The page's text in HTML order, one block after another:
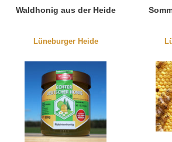
Waldhonig aus der Heide
Lüneburger Heide